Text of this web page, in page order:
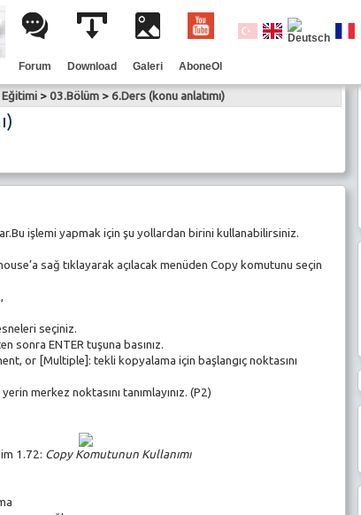
Forum Download Galeri AboneOl
Eğitimi> 03.Bölüm> 6.Ders (konu anlatımı)
işlemi yapmak için şu yollardan birini kullanabilirsiniz.
sağ tıklayarak açılacak menüden Copy komutunu seçin
seçiniz.
sonra ENTER tuşuna basınız.
or [Multiple]: tekli kopyalama için başlangıç noktasını
merkez noktasını tanımlayınız. (P2)
1.72: Copy Komutunun Kullanımı